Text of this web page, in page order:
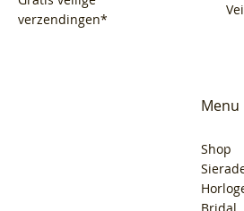
verzendingen*
Menu
Shop